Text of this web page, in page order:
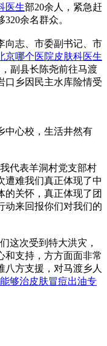
医生部20余人，紧急赶
余名群众。
向志、市委副书记、市
京哪个医院皮肤科医生
副县长陈尧前往马渡
口乡因民主水库险情受
中心校，生活井然有
代表羊洞村党支部村
遭难我们真正体现了中
的关怀，真正体现了团
动来回报你们对我们的
这次受到特大洪灾，
和支持，方方面面非常
八方支援，对马渡乡人
够治皮肤冒痘出油专